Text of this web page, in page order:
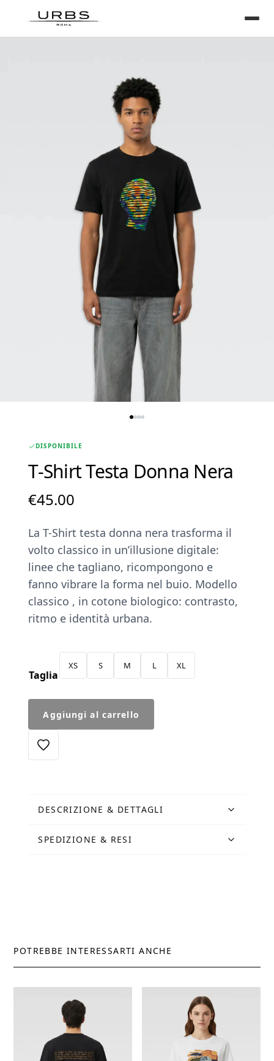
DISPONIBILE
T-Shirt Testa Donna Nera
€45.00
La T-Shirt testa donna nera trasforma il
volto classico in un’illusione digitale:
linee che tagliano, ricompongono e
fanno vibrare la forma nel buio. Modello
classico , in cotone biologico: contrasto,
ritmo e identità urbana.
Taglia
XS S M L XL
Shirt
Testa
Donna
Nera
Aggiungi al carrello
DESCRIZIONE & DETTAGLI
SPEDIZIONE & RESI
POTREBBE INTERESSARTI ANCHE